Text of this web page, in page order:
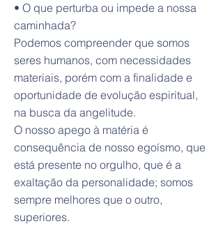
• O que perturba ou impede a nossa
caminhada?
Podemos compreender que somos
seres humanos, com necessidades
materiais, porém com a finalidade e
oportunidade de evolução espiritual,
na busca da angelitude.
O nosso apego à matéria é
consequência de nosso egoísmo, que
está presente no orgulho, que é a
exaltação da personalidade; somos
sempre melhores que o outro,
superiores.